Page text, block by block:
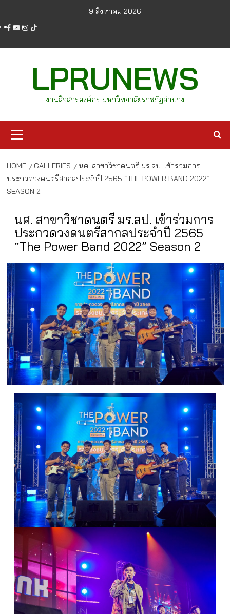
content
9 สิงหาคม 2026
facebook
youtube
instagram
tiktok
LPRUNEWS
งานสื่อสารองค์กร มหาวิทยาลัยราชภัฏลำปาง
Menu
HOME GALLERIES
นศ. สาขาวิชาดนตรี มร.ลป. เข้าร่วมการ
ประกวดวงดนตรีสากลประจำปี 2565 “THE POWER BAND 2022”
SEASON 2
นศ. สาขาวิชาดนตรี มร.ลป. เข้าร่วมการ
ประกวดวงดนตรีสากลประจำปี 2565
“The Power Band 2022” Season 2